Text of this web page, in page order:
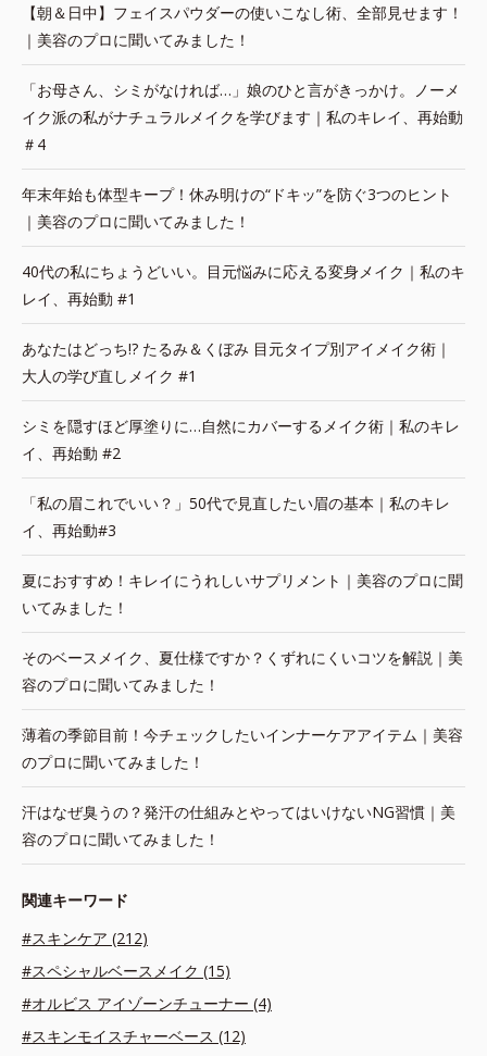
【朝＆日中】フェイスパウダーの使いこなし術、全部見せます！
｜美容のプロに聞いてみました！
「お母さん、シミがなければ…」娘のひと言がきっかけ。ノーメ
イク派の私がナチュラルメイクを学びます｜私のキレイ、再始動
＃4
年末年始も体型キープ！休み明けの“ドキッ”を防ぐ3つのヒント
｜美容のプロに聞いてみました！
40代の私にちょうどいい。目元悩みに応える変身メイク｜私のキ
レイ、再始動 #1
あなたはどっち!? たるみ＆くぼみ 目元タイプ別アイメイク術｜
大人の学び直しメイク #1
シミを隠すほど厚塗りに…自然にカバーするメイク術｜私のキレ
イ、再始動 #2
「私の眉これでいい？」50代で見直したい眉の基本｜私のキレ
イ、再始動#3
夏におすすめ！キレイにうれしいサプリメント｜美容のプロに聞
いてみました！
そのベースメイク、夏仕様ですか？くずれにくいコツを解説｜美
容のプロに聞いてみました！
薄着の季節目前！今チェックしたいインナーケアアイテム｜美容
のプロに聞いてみました！
汗はなぜ臭うの？発汗の仕組みとやってはいけないNG習慣｜美
容のプロに聞いてみました！
関連キーワード
#スキンケア (212)
#スペシャルベースメイク (15)
#オルビス アイゾーンチューナー (4)
#スキンモイスチャーベース (12)